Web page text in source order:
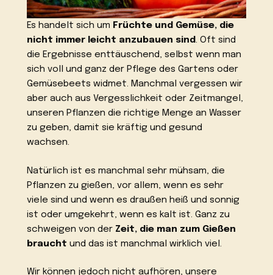
Es handelt sich um Früchte und Gemüse, die
nicht immer leicht anzubauen sind. Oft sind
die Ergebnisse enttäuschend, selbst wenn man
sich voll und ganz der Pflege des Gartens oder
Gemüsebeets widmet. Manchmal vergessen wir
aber auch aus Vergesslichkeit oder Zeitmangel,
unseren Pflanzen die richtige Menge an Wasser
zu geben, damit sie kräftig und gesund
wachsen.
Natürlich ist es manchmal sehr mühsam, die
Pflanzen zu gießen, vor allem, wenn es sehr
viele sind und wenn es draußen heiß und sonnig
ist oder umgekehrt, wenn es kalt ist. Ganz zu
schweigen von der Zeit, die man zum Gießen
braucht und das ist manchmal wirklich viel.
Wir können jedoch nicht aufhören, unsere